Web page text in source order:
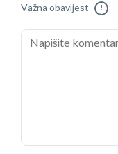
Važna obavijest !